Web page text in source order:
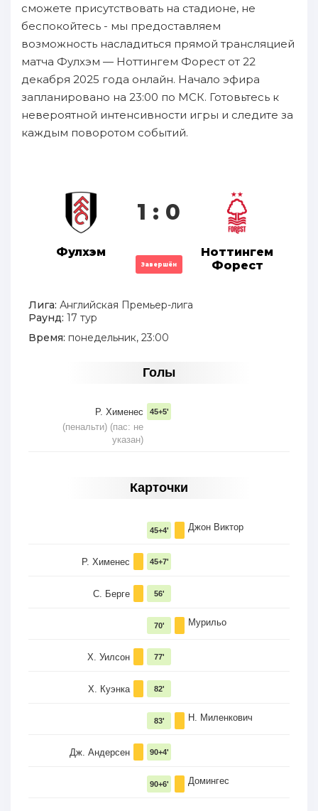
сможете присутствовать на стадионе, не
беспокойтесь - мы предоставляем
возможность насладиться прямой трансляцией
матча Фулхэм — Ноттингем Форест от 22
декабря 2025 года онлайн. Начало эфира
запланировано на 23:00 по МСК. Готовьтесь к
невероятной интенсивности игры и следите за
каждым поворотом событий.
Фулхэм
1 : 0
Завершён
Ноттингем
Форест
Лига: Английская Премьер-лига
Раунд: 17 тур
Время: понедельник, 23:00
Голы
Р. Хименес
(пенальти) (пас: не
указан)
45+5'
Карточки
Джон Виктор
45+4'
Р. Хименес 45+7'
С. Берге 56'
Мурильо
70'
Х. Уилсон 77'
Х. Куэнка 82'
Н. Миленкович
83'
Дж. Андерсен 90+4'
Домингес
90+6'